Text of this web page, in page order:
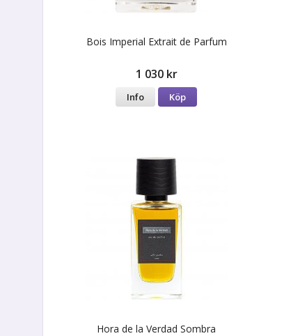
Bois Imperial Extrait de Parfum
1 030 kr
Info Köp
Hora de la Verdad Sombra